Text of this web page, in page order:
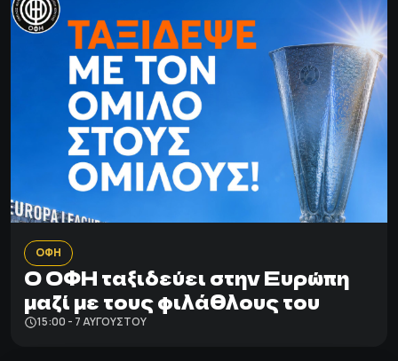
ΟΦΗ
Ο ΟΦΗ ταξιδεύει στην Ευρώπη
μαζί με τους φιλάθλους του
15:00 - 7 ΑΥΓΟΎΣΤΟΥ